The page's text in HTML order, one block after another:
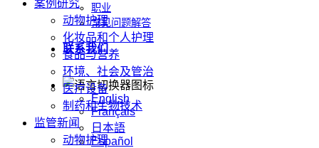
职业
常见问题解答
联系我们
English
Français
日本語
Español
案例研究
动物护理
化妆品和个人护理
食品与营养
环境、社会及管治
医疗设备
制药和生物技术
监管新闻
动物护理